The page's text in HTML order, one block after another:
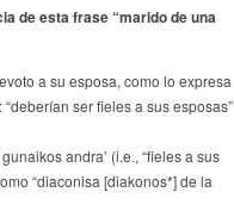
de esta frase “marido de una
a su esposa, como lo expresa
“deberían ser fieles a sus esposas”
andra’ (i.e., “fieles a sus
“diaconisa [diakonos*] de la